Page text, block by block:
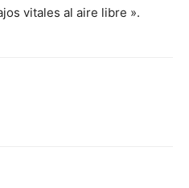
vitales al aire libre ».